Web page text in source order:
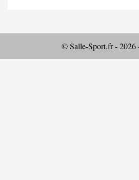
© Salle-Sport.fr -